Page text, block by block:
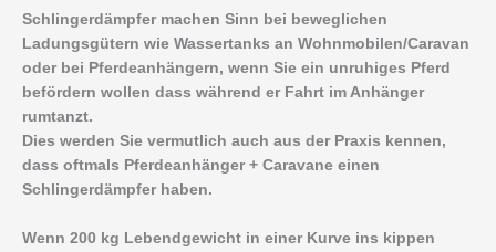
Schlingerdämpfer machen Sinn bei beweglichen
Ladungsgütern wie Wassertanks an Wohnmobilen/Caravan
oder bei Pferdeanhängern, wenn Sie ein unruhiges Pferd
befördern wollen dass während er Fahrt im Anhänger
rumtanzt.
Dies werden Sie vermutlich auch aus der Praxis kennen,
dass oftmals Pferdeanhänger + Caravane einen
Schlingerdämpfer haben.
Wenn 200 kg Lebendgewicht in einer Kurve ins kippen